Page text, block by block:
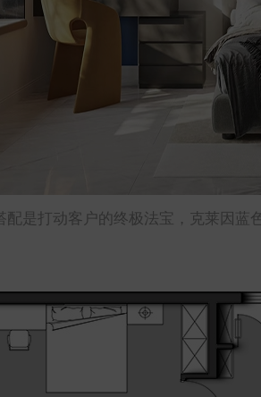
配是打动客户的终极法宝，克莱因